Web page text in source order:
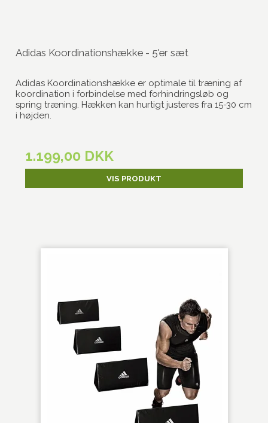
Adidas Koordinationshække - 5'er sæt
Adidas Koordinationshække er optimale til træning af
koordination i forbindelse med forhindringsløb og
spring træning. Hækken kan hurtigt justeres fra 15-30 cm
i højden.
1.199,00 DKK
VIS PRODUKT